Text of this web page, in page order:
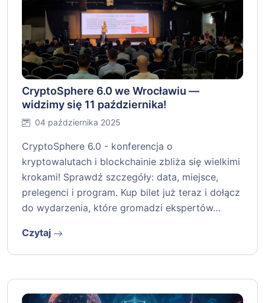
CryptoSphere 6.0 we Wrocławiu —
widzimy się 11 października!
04 października 2025
CryptoSphere 6.0 - konferencja o
kryptowalutach i blockchainie zbliża się wielkimi
krokami! Sprawdź szczegóły: data, miejsce,
prelegenci i program. Kup bilet już teraz i dołącz
do wydarzenia, które gromadzi ekspertów…
Czytaj